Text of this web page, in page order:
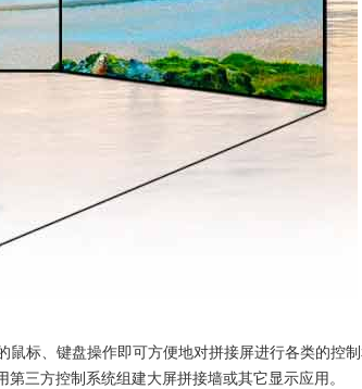
鼠标、键盘操作即可方便地对拼接屏进行各类的控
三方控制系统组建大屏拼接墙或其它显示应用。